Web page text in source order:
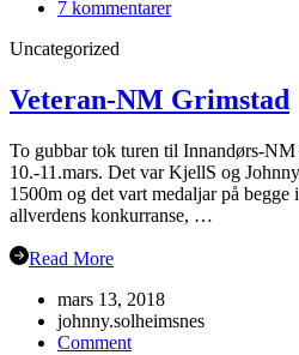
7 kommentarertil
Uncategorized
Veteran-NM Grimstad
To gubbar tok turen til Innandørs-
10.-11.mars. Det var KjellS og
1500m og det vart medaljar på
allverdens konkurranse, …
Read More
mars 13, 2018
johnny.solheimsnes
Commenton